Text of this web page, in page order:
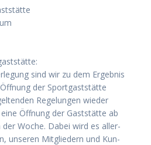
sind wir zu dem Ergeb­nis
der Sport­gast­stät­te
Rege­lun­gen wie­der
Öff­nung der Gast­stät­te ab
der Woche. Dabei wird es aller­
unse­ren Mit­glie­dern und Kun­